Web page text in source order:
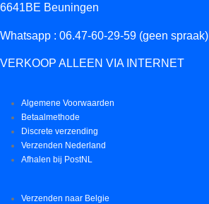
6641BE Beuningen
Whatsapp : 06.47-60-29-59 (geen spraak)
VERKOOP ALLEEN VIA INTERNET
Algemene Voorwaarden
Betaalmethode
Discrete verzending
Verzenden Nederland
Afhalen bij PostNL
Verzenden naar Belgie